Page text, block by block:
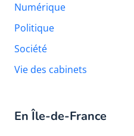
Numérique
Politique
Société
Vie des cabinets
En Île-de-France